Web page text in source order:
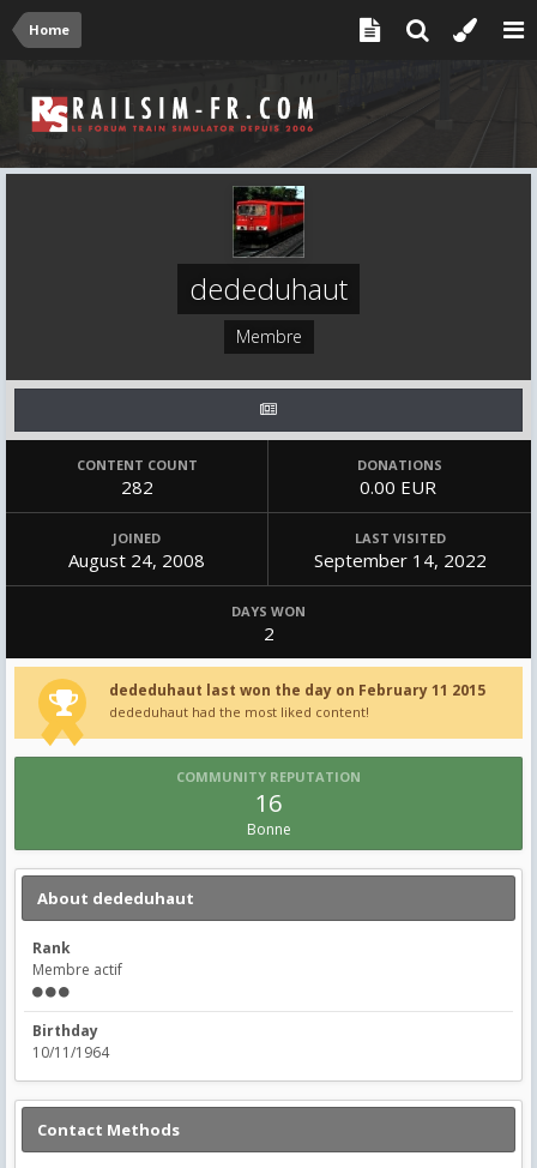
Home
dededuhaut
Membre
CONTENT COUNT
282
DONATIONS
0.00 EUR
JOINED
August 24, 2008
LAST VISITED
September 14, 2022
DAYS WON
2
dededuhaut last won the day on February 11 2015
dededuhaut had the most liked content!
COMMUNITY REPUTATION
16
Bonne
About dededuhaut
Rank
Membre actif
Birthday
10/11/1964
Contact Methods